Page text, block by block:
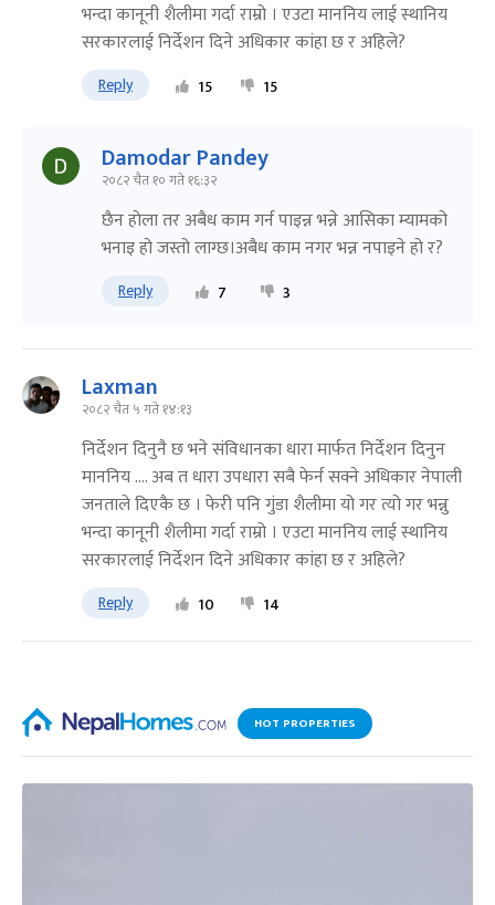
भन्दा कानूनी शैलीमा गर्दा राम्रो । एउटा माननिय लाई स्थानिय
सरकारलाई निर्देशन दिने अधिकार कांहा छ र अहिले?
Reply 15 15
Damodar Pandey
२०८२ चैत १० गते १६:३२
छैन हाेला तर अबैध काम गर्न पाइन्न भन्ने आसिका म्यामको
भनाइ हो जस्तो लाग्छ।अबैध काम नगर भन्न नपाइने हो र?
Reply 7 3
Laxman
२०८२ चैत ५ गते १४:१३
निर्देशन दिनुनै छ भने संविधानका धारा मार्फत निर्देशन दिनुन
माननिय .... अब त धारा उपधारा सबै फेर्न सक्ने अधिकार नेपाली
जनताले दिएकै छ । फेरी पनि गुंडा शैलीमा यो गर त्यो गर भन्नु
भन्दा कानूनी शैलीमा गर्दा राम्रो । एउटा माननिय लाई स्थानिय
सरकारलाई निर्देशन दिने अधिकार कांहा छ र अहिले?
Reply 10 14
HOT PROPERTIES